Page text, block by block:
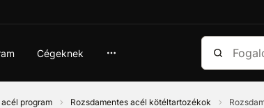
Cégeknek
Keresés
program Rozsdamentes acél kötéltartozékok